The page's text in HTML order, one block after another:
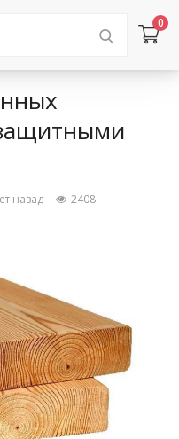
0
назад 2408